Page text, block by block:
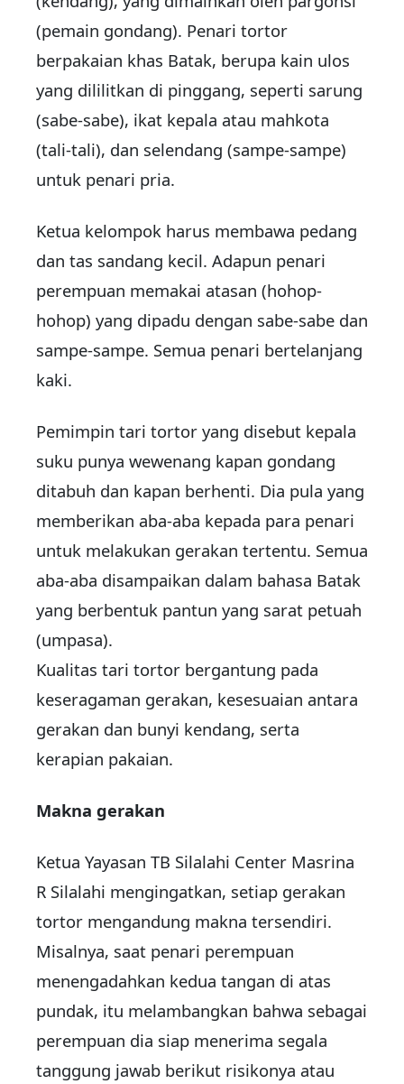
(pemain gondang). Penari tortor
berpakaian khas Batak, berupa kain ulos
yang dililitkan di pinggang, seperti sarung
(sabe-sabe), ikat kepala atau mahkota
(tali-tali), dan selendang (sampe-sampe)
untuk penari pria.
Ketua kelompok harus membawa pedang
dan tas sandang kecil. Adapun penari
perempuan memakai atasan (hohop-
hohop) yang dipadu dengan sabe-sabe dan
sampe-sampe. Semua penari bertelanjang
kaki.
Pemimpin tari tortor yang disebut kepala
suku punya wewenang kapan gondang
ditabuh dan kapan berhenti. Dia pula yang
memberikan aba-aba kepada para penari
untuk melakukan gerakan tertentu. Semua
aba-aba disampaikan dalam bahasa Batak
yang berbentuk pantun yang sarat petuah
(umpasa).
Kualitas tari tortor bergantung pada
keseragaman gerakan, kesesuaian antara
gerakan dan bunyi kendang, serta
kerapian pakaian.
Makna gerakan
Ketua Yayasan TB Silalahi Center Masrina
R Silalahi mengingatkan, setiap gerakan
tortor mengandung makna tersendiri.
Misalnya, saat penari perempuan
menengadahkan kedua tangan di atas
pundak, itu melambangkan bahwa sebagai
perempuan dia siap menerima segala
tanggung jawab berikut risikonya atau